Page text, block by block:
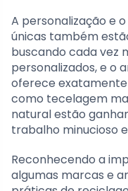
A personalização e
únicas também
buscando cada vez
personalizados, e o
oferece exatamente
como tecelagem
natural estão
trabalho minucioso
Reconhecendo a
algumas marcas e